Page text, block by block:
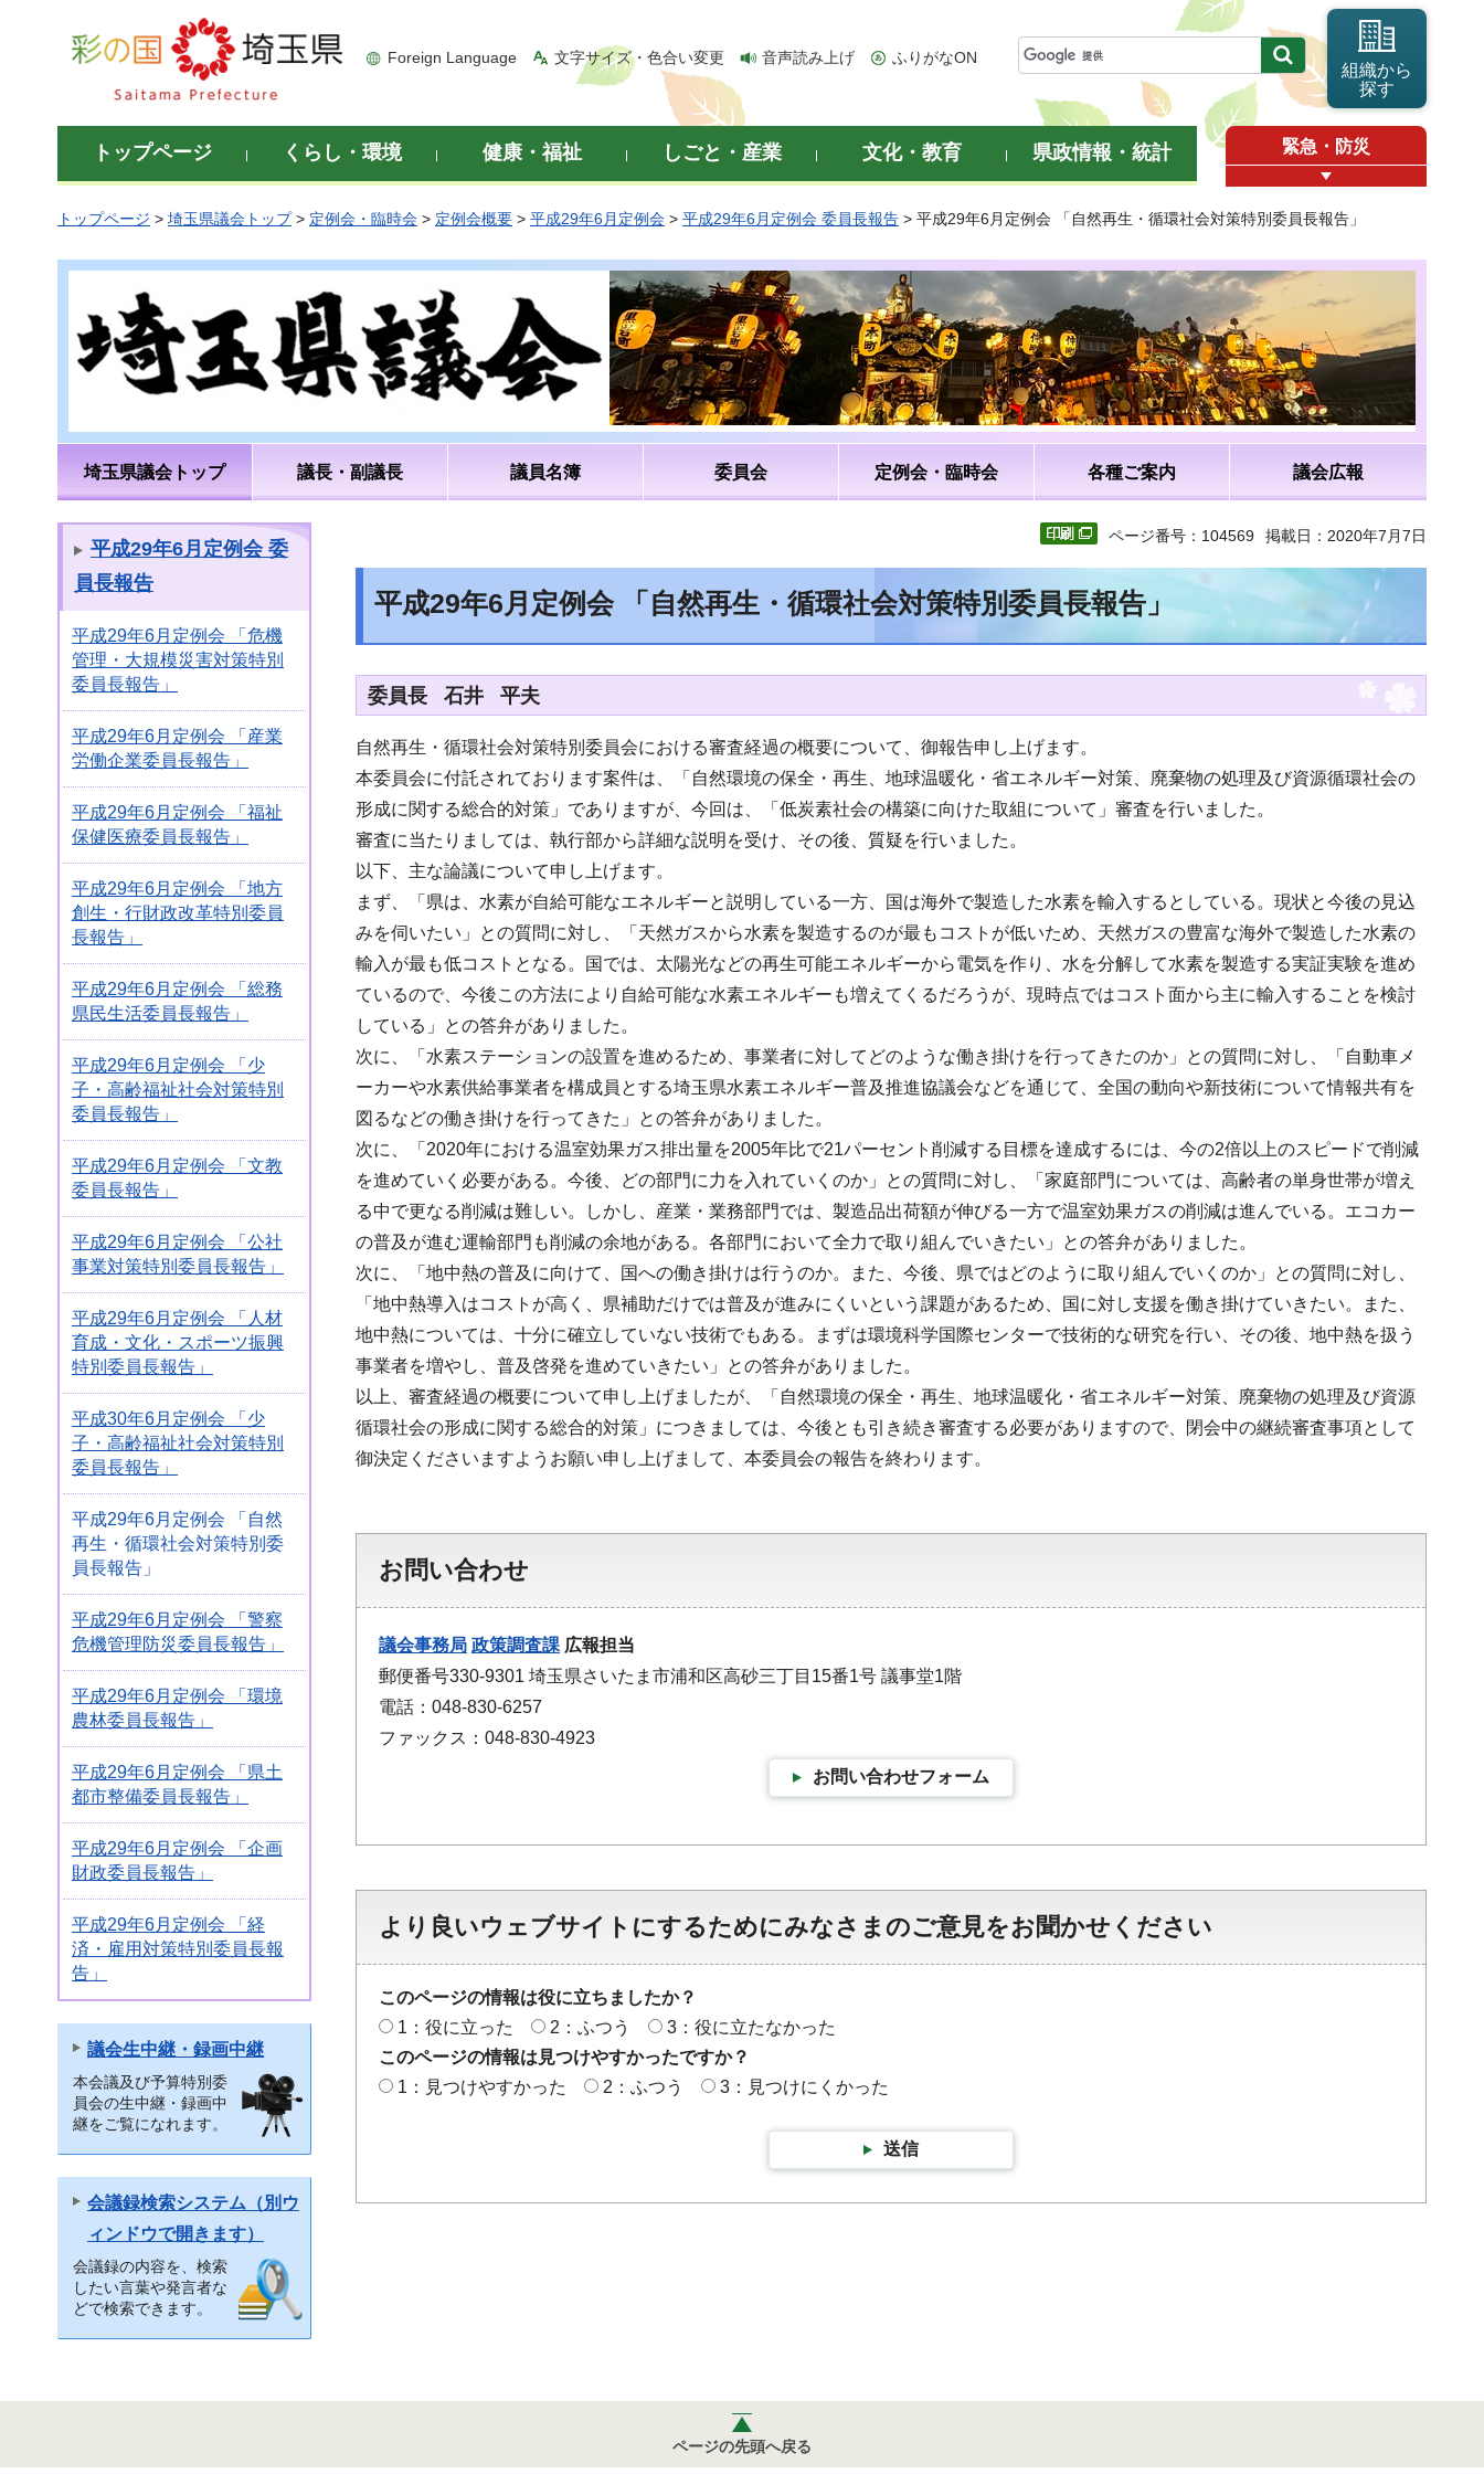
彩の国 埼玉県
Foreign Language 文字サイズ・色合い変更 音声読み上げ ふりがなON
組織から
探す
トップページ くらし・環境 健康・福祉 しごと・産業 文化・教育 県政情報・統計 緊急・防災
トップページ > 埼玉県議会トップ> 定例会・臨時会 > 定例会概要 > 平成29年6月定例会 > 平成29年6月定例会 委員長報告 > 平成29年6月定例会 「自然再生・循環社会対策特別委員長報告」
埼玉県議会トップ 議長・副議長 議員名簿 委員会 定例会・臨時会 各種ご案内 議会広報
平成29年6月定例会 委
員長報告
平成29年6月定例会 「危機
管理・大規模災害対策特別
委員長報告」
平成29年6月定例会 「産業
労働企業委員長報告」
平成29年6月定例会 「福祉
保健医療委員長報告」
平成29年6月定例会 「地方
創生・行財政改革特別委員
長報告」
平成29年6月定例会 「総務
県民生活委員長報告」
平成29年6月定例会 「少
子・高齢福祉社会対策特別
委員長報告」
平成29年6月定例会 「文教
委員長報告」
平成29年6月定例会 「公社
事業対策特別委員長報告」
平成29年6月定例会 「人材
育成・文化・スポーツ振興
特別委員長報告」
平成30年6月定例会 「少
子・高齢福祉社会対策特別
委員長報告」
平成29年6月定例会 「自然
再生・循環社会対策特別委
員長報告」
平成29年6月定例会 「警察
危機管理防災委員長報告」
平成29年6月定例会 「環境
農林委員長報告」
平成29年6月定例会 「県土
都市整備委員長報告」
平成29年6月定例会 「企画
財政委員長報告」
平成29年6月定例会 「経
済・雇用対策特別委員長報
告」
議会生中継・録画中継
本会議及び予算特別委
員会の生中継・録画中
継をご覧になれます。
会議録検索システム（別ウ
ィンドウで開きます）
会議録の内容を、検索
したい言葉や発言者な
どで検索できます。
ページ番号：104569 掲載日：2020年7月7日
平成29年6月定例会 「自然再生・循環社会対策特別委員長報告」
委員長 石井 平夫
自然再生・循環社会対策特別委員会における審査経過の概要について、御報告申し上げます。
本委員会に付託されております案件は、「自然環境の保全・再生、地球温暖化・省エネルギー対策、廃棄物の処理及び資源循環社会の
形成に関する総合的対策」でありますが、今回は、「低炭素社会の構築に向けた取組について」審査を行いました。
審査に当たりましては、執行部から詳細な説明を受け、その後、質疑を行いました。
以下、主な論議について申し上げます。
まず、「県は、水素が自給可能なエネルギーと説明している一方、国は海外で製造した水素を輸入するとしている。現状と今後の見込
みを伺いたい」との質問に対し、「天然ガスから水素を製造するのが最もコストが低いため、天然ガスの豊富な海外で製造した水素の
輸入が最も低コストとなる。国では、太陽光などの再生可能エネルギーから電気を作り、水を分解して水素を製造する実証実験を進め
ているので、今後この方法により自給可能な水素エネルギーも増えてくるだろうが、現時点ではコスト面から主に輸入することを検討
している」との答弁がありました。
次に、「水素ステーションの設置を進めるため、事業者に対してどのような働き掛けを行ってきたのか」との質問に対し、「自動車メ
ーカーや水素供給事業者を構成員とする埼玉県水素エネルギー普及推進協議会などを通じて、全国の動向や新技術について情報共有を
図るなどの働き掛けを行ってきた」との答弁がありました。
次に、「2020年における温室効果ガス排出量を2005年比で21パーセント削減する目標を達成するには、今の2倍以上のスピードで削減
を進めていく必要がある。今後、どの部門に力を入れていくのか」との質問に対し、「家庭部門については、高齢者の単身世帯が増え
る中で更なる削減は難しい。しかし、産業・業務部門では、製造品出荷額が伸びる一方で温室効果ガスの削減は進んでいる。エコカー
の普及が進む運輸部門も削減の余地がある。各部門において全力で取り組んでいきたい」との答弁がありました。
次に、「地中熱の普及に向けて、国への働き掛けは行うのか。また、今後、県ではどのように取り組んでいくのか」との質問に対し、
「地中熱導入はコストが高く、県補助だけでは普及が進みにくいという課題があるため、国に対し支援を働き掛けていきたい。また、
地中熱については、十分に確立していない技術でもある。まずは環境科学国際センターで技術的な研究を行い、その後、地中熱を扱う
事業者を増やし、普及啓発を進めていきたい」との答弁がありました。
以上、審査経過の概要について申し上げましたが、「自然環境の保全・再生、地球温暖化・省エネルギー対策、廃棄物の処理及び資源
循環社会の形成に関する総合的対策」につきましては、今後とも引き続き審査する必要がありますので、閉会中の継続審査事項として
御決定くださいますようお願い申し上げまして、本委員会の報告を終わります。
お問い合わせ
議会事務局 政策調査課 広報担当
郵便番号330-9301 埼玉県さいたま市浦和区高砂三丁目15番1号 議事堂1階
電話：048-830-6257
ファックス：048-830-4923
お問い合わせフォーム
より良いウェブサイトにするためにみなさまのご意見をお聞かせください
このページの情報は役に立ちましたか？
1：役に立った
2：ふつう
3：役に立たなかった
このページの情報は見つけやすかったですか？
1：見つけやすかった
2：ふつう 3：見つけにくかった
送信
ページの先頭へ戻る